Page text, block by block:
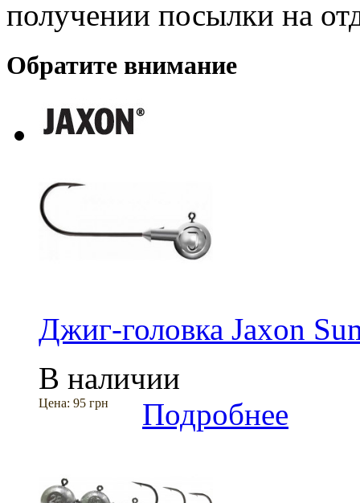
получении посылки на
Обратите внимание
Джиг-головка Jaxon
В наличии
Цена: 95 грн Подробнее